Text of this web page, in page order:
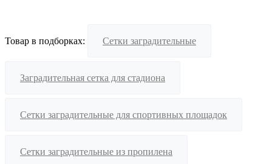
Товар в подборках: Сетки заградительные
Заградительная сетка для стадиона
Сетки заградительные для спортивных площадок
Сетки заградительные из пропилена